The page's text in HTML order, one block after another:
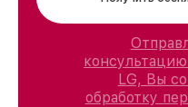
LG, Вы
обработку